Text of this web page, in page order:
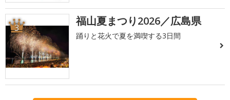
3 福山夏まつり2026／広島県
踊りと花火で夏を満喫する3日間